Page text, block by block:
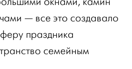
— все это создавало
праздника
семейным